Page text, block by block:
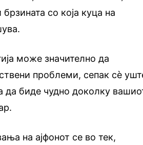
со која куца на
може значително да
проблеми, сепак сè
да биде чудно доколку
на ајфонот се во тек,